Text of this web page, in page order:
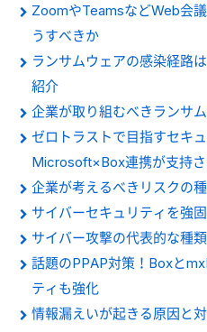
ZoomやTeamsなどWeb会
うすべきか
ランサムウェアの感染経路
紹介
企業が取り組むべきランサ
ゼロトラストで目指すセキ
Microsoft×Box連携が支持
企業が考えるべきリスクの
サイバーセキュリティを強
サイバー攻撃の代表的な種
話題のPPAP対策！Boxと
ティも強化
情報漏えいが起きる原因と